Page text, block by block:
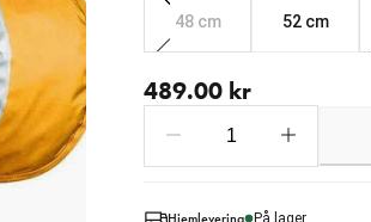
48 cm 52 cm
489.00 kr
Hjemlevering På lager